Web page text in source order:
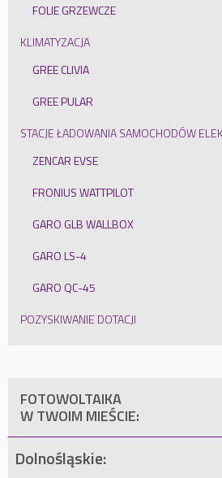
FOLIE GRZEWCZE
KLIMATYZACJA
GREE CLIVIA
GREE PULAR
STACJE ŁADOWANIA SAMOCHODÓW
ZENCAR EVSE
FRONIUS WATTPILOT
GARO GLB WALLBOX
GARO LS-4
GARO QC-45
POZYSKIWANIE DOTACJI
FOTOWOLTAIKA
W TWOIM MIEŚCIE:
Dolnośląskie: